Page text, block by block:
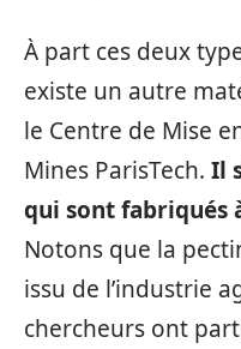
À part ces deux
existe un autre
le Centre de Mise
Mines ParisTech. Il
qui sont fabriqués
Notons que la
issu de l’industrie
chercheurs ont